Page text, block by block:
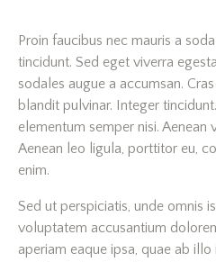
Proin faucibus nec mauris a
tincidunt. Sed eget viverra
sodales augue a accumsan.
blandit pulvinar. Integer
elementum semper nisi. Aenean
Aenean leo ligula, porttitor eu,
enim.
Sed ut perspiciatis, unde omnis
voluptatem accusantium
aperiam eaque ipsa, quae ab